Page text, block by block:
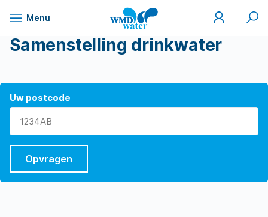
Naar
Menu
WMD
Drinkwater
Mijn
WMD
Zoek
Samenstelling drinkwater
Uw postcode
Opvragen